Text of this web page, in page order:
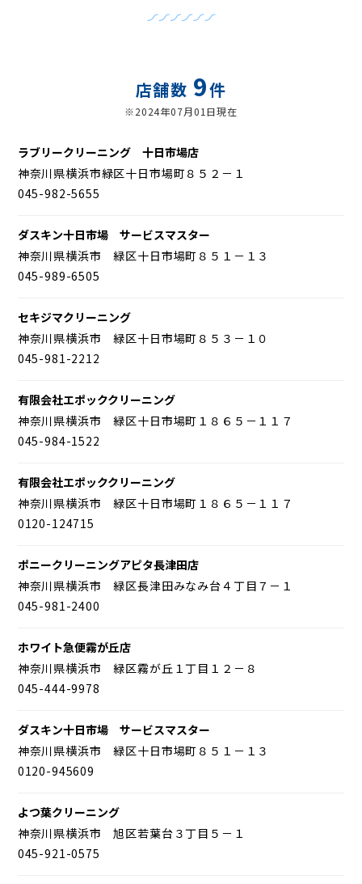
店舗数 9件
※2024年07月01日現在
ラブリークリーニング 十日市場店
神奈川県横浜市緑区十日市場町８５２－１
045-982-5655
ダスキン十日市場 サービスマスター
神奈川県横浜市 緑区十日市場町８５１－１３
045-989-6505
セキジマクリーニング
神奈川県横浜市 緑区十日市場町８５３－１０
045-981-2212
有限会社エポッククリーニング
神奈川県横浜市 緑区十日市場町１８６５－１１７
045-984-1522
有限会社エポッククリーニング
神奈川県横浜市 緑区十日市場町１８６５－１１７
0120-124715
ポニークリーニングアピタ長津田店
神奈川県横浜市 緑区長津田みなみ台４丁目７－１
045-981-2400
ホワイト急便霧が丘店
神奈川県横浜市 緑区霧が丘１丁目１２－８
045-444-9978
ダスキン十日市場 サービスマスター
神奈川県横浜市 緑区十日市場町８５１－１３
0120-945609
よつ葉クリーニング
神奈川県横浜市 旭区若葉台３丁目５－１
045-921-0575